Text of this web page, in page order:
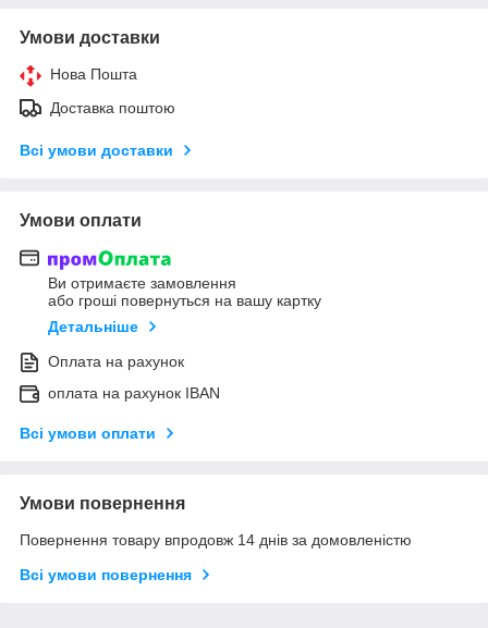
Умови доставки
Нова Пошта
Доставка поштою
Всі умови доставки
Умови оплати
Ви отримаєте замовлення
або гроші повернуться на вашу картку
Детальніше
Оплата на рахунок
оплата на рахунок IBAN
Всі умови оплати
Умови повернення
Повернення товару впродовж 14 днів за домовленістю
Всі умови повернення